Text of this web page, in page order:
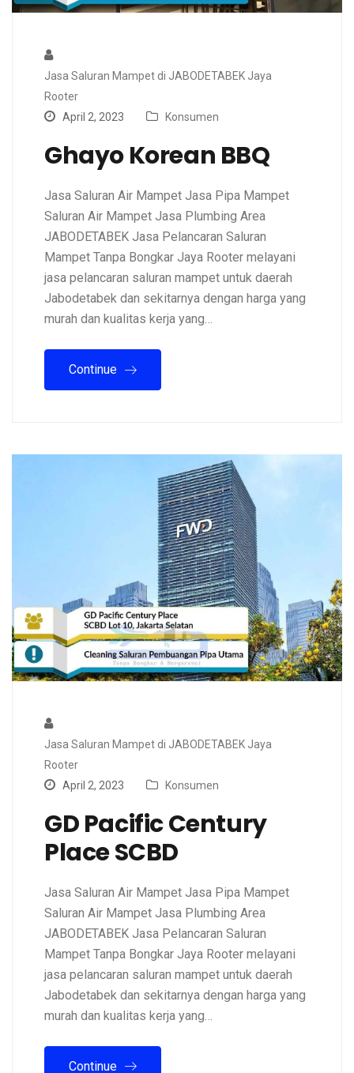
Jasa Saluran Mampet di JABODETABEK Jaya
Rooter
April 2, 2023
Konsumen
Ghayo Korean BBQ
Jasa Saluran Air Mampet Jasa Pipa Mampet
Saluran Air Mampet Jasa Plumbing Area
JABODETABEK Jasa Pelancaran Saluran
Mampet Tanpa Bongkar Jaya Rooter melayani
jasa pelancaran saluran mampet untuk daerah
Jabodetabek dan sekitarnya dengan harga yang
murah dan kualitas kerja yang…
Continue
Jasa Saluran Mampet di JABODETABEK Jaya
Rooter
April 2, 2023
Konsumen
GD Pacific Century
Place SCBD
Jasa Saluran Air Mampet Jasa Pipa Mampet
Saluran Air Mampet Jasa Plumbing Area
JABODETABEK Jasa Pelancaran Saluran
Mampet Tanpa Bongkar Jaya Rooter melayani
jasa pelancaran saluran mampet untuk daerah
Jabodetabek dan sekitarnya dengan harga yang
murah dan kualitas kerja yang…
Continue